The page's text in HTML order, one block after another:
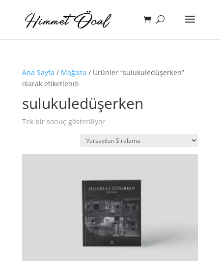
Ana Sayfa / Mağaza / Ürünler “sulukuledüşerken”
olarak etiketlendi
sulukuledüşerken
Tek bir sonuç gösteriliyor